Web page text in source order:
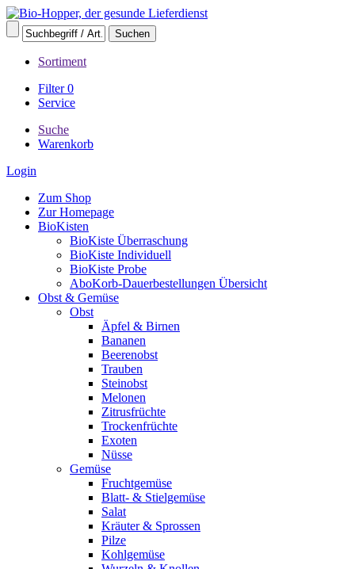
Sortiment
Filter0
Service
Suche
Warenkorb
Login
Zum Shop
Zur Homepage
BioKisten
BioKiste Überraschung
BioKiste Individuell
BioKiste Probe
AboKorb-Dauerbestellungen Übersicht
Obst & Gemüse
Obst
Äpfel & Birnen
Bananen
Beerenobst
Trauben
Steinobst
Melonen
Zitrusfrüchte
Trockenfrüchte
Exoten
Nüsse
Gemüse
Fruchtgemüse
Blatt- & Stielgemüse
Salat
Kräuter & Sprossen
Pilze
Kohlgemüse